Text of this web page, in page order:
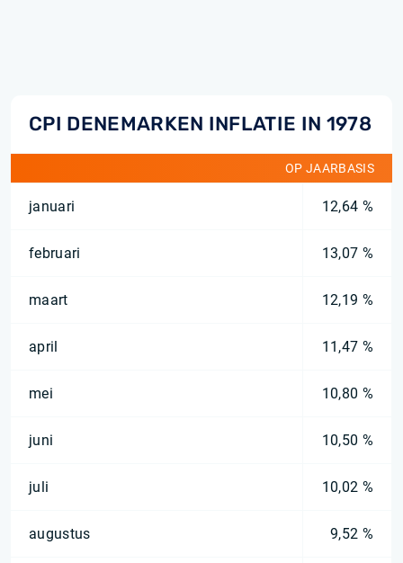
CPI DENEMARKEN INFLATIE IN 1978
OP JAARBASIS
januari 12,64 %
februari 13,07 %
maart 12,19 %
april 11,47 %
mei 10,80 %
juni 10,50 %
juli 10,02 %
augustus 9,52 %